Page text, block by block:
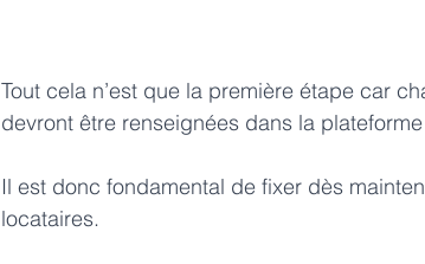
Tout cela n’est que la première étape car
devront être renseignées dans la plateforme
Il est donc fondamental de fixer dès
locataires.